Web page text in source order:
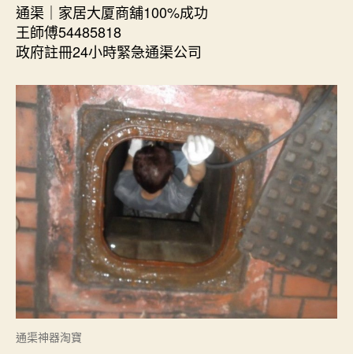
通渠｜家居大厦商舖100%成功
王師傅54485818
政府註冊24小時緊急通渠公司
通渠神器淘寶